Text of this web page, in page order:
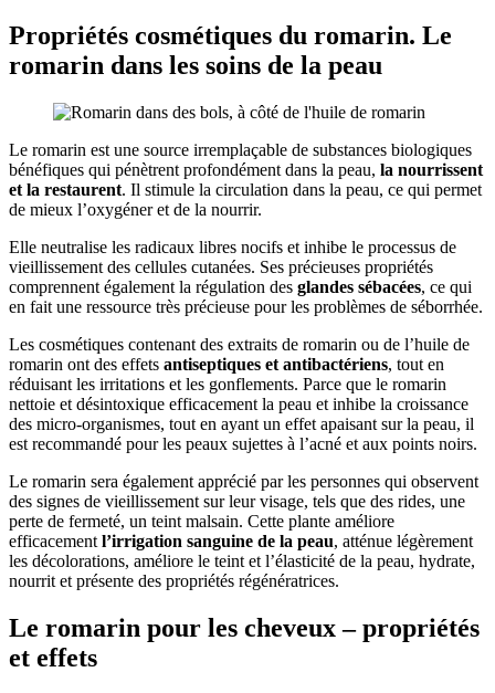
Propriétés cosmétiques du romarin. Le
romarin dans les soins de la peau
Le romarin est une source irremplaçable de substances biologiques
bénéfiques qui pénètrent profondément dans la peau, la nourrissent
et la restaurent. Il stimule la circulation dans la peau, ce qui permet
de mieux l’oxygéner et de la nourrir.
Elle neutralise les radicaux libres nocifs et inhibe le processus de
vieillissement des cellules cutanées. Ses précieuses propriétés
comprennent également la régulation des glandes sébacées, ce qui
en fait une ressource très précieuse pour les problèmes de séborrhée.
Les cosmétiques contenant des extraits de romarin ou de l’huile de
romarin ont des effets antiseptiques et antibactériens, tout en
réduisant les irritations et les gonflements. Parce que le romarin
nettoie et désintoxique efficacement la peau et inhibe la croissance
des micro-organismes, tout en ayant un effet apaisant sur la peau, il
est recommandé pour les peaux sujettes à l’acné et aux points noirs.
Le romarin sera également apprécié par les personnes qui observent
des signes de vieillissement sur leur visage, tels que des rides, une
perte de fermeté, un teint malsain. Cette plante améliore
efficacement l’irrigation sanguine de la peau, atténue légèrement
les décolorations, améliore le teint et l’élasticité de la peau, hydrate,
nourrit et présente des propriétés régénératrices.
Le romarin pour les cheveux – propriétés
et effets